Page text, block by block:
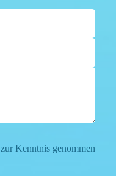
zur Kenntnis genommen